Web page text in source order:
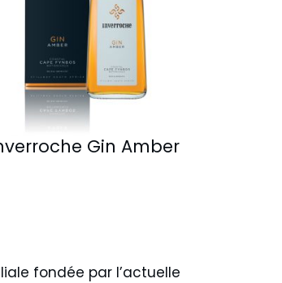
Gin Amber
fondée par l’actuelle